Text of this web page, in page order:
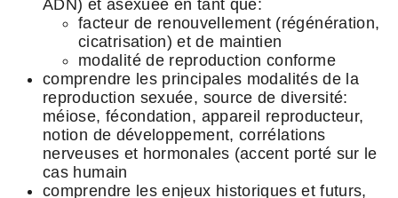
ADN) et asexuée en tant que:
facteur de renouvellement (régénération,
cicatrisation) et de maintien
modalité de reproduction conforme
comprendre les principales modalités de la
reproduction sexuée, source de diversité:
méiose, fécondation, appareil reproducteur,
notion de développement, corrélations
nerveuses et hormonales (accent porté sur le
cas humain
comprendre les enjeux historiques et futurs,